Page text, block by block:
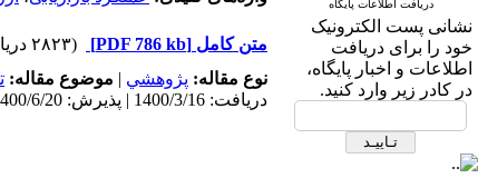
پایگاه استنادی علوم جهان
اسلام (ISC)
گوگل اسکالر
مگ ایران
دریافت اطلاعات پایگاه
نشانی پست الکترونیک
خود را برای دریافت
اطلاعات و اخبار پایگاه،
در کادر زیر وارد کنید.
متن کامل [PDF 786 kb]
(۲۸۲۳ دریافت)
نوع مقاله: پژوهشي | موضوع مقاله:
دریافت: 1400/3/16 | پذیرش: 1400/6/20 | انتشار: 1401/3/29